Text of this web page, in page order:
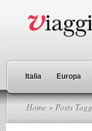
Italia Europa
Home » Posts